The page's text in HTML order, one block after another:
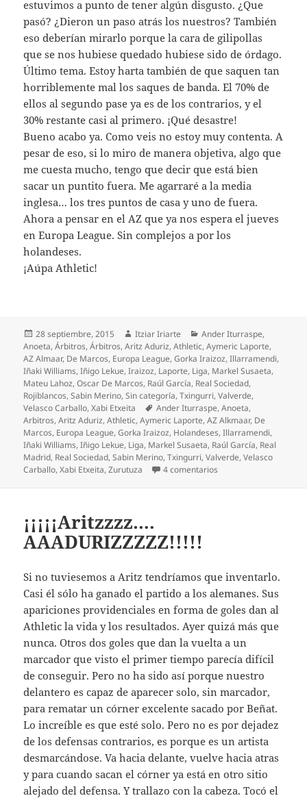
estuvimos a punto de tener algún disgusto. ¿Que
pasó? ¿Dieron un paso atrás los nuestros? También
eso deberían mirarlo porque la cara de gilipollas
que se nos hubiese quedado hubiese sido de órdago.
Último tema. Estoy harta también de que saquen tan
horriblemente mal los saques de banda. El 70% de
ellos al segundo pase ya es de los contrarios, y el
30% restante casi al primero. ¡Qué desastre!
Bueno acabo ya. Como veis no estoy muy contenta. A
pesar de eso, si lo miro de manera objetiva, algo que
me cuesta mucho, tengo que decir que está bien
sacar un puntito fuera. Me agarraré a la media
inglesa… los tres puntos de casa y uno de fuera.
Ahora a pensar en el AZ que ya nos espera el jueves
en Europa League. Sin complejos a por los
holandeses.
¡Aúpa Athletic!
Publicado
el
28 septiembre, 2015 Autor
Itziar Iriarte Categorías
Ander Iturraspe,
Anoeta,Árbitros,Árbitros,Aritz Aduriz,Athletic,Aymeric Laporte,
AZ Almaar, De Marcos, Europa League,Gorka Iraizoz,Illarramendi,
Iñaki Williams,Iñigo Lekue,Iraizoz, Laporte, Liga, Markel Susaeta,
Mateu Lahoz,Oscar De Marcos, Raúl García, Real Sociedad,
Rojiblancos,Sabin Merino,Sin categoría,Txingurri,Valverde,
Velasco Carballo,Xabi Etxeita Etiquetas
Ander Iturraspe,Anoeta,
Arbitros,Aritz Aduriz,Athletic,Aymeric Laporte,AZ Alkmaar, De
Marcos, Europa League,Gorka Iraizoz, Holandeses,Illarramendi,
Iñaki Williams,Iñigo Lekue, Liga, Markel Susaeta, Raúl García, Real
Madrid, Real Sociedad,Sabin Merino,Txingurri,Valverde,Velasco
Carballo,Xabi Etxeita,Zurutuza 4 comentarios
¡¡¡¡¡Aritzzzz….
AAADURIZZZZZ!!!!!
Si no tuviesemos a Aritz tendríamos que inventarlo.
Casi él sólo ha ganado el partido a los alemanes. Sus
apariciones providenciales en forma de goles dan al
Athletic la vida y los resultados. Ayer quizá más que
nunca. Otros dos goles que dan la vuelta a un
marcador que visto el primer tiempo parecía difícil
de conseguir. Pero no ha sido así porque nuestro
delantero es capaz de aparecer solo, sin marcador,
para rematar un córner excelente sacado por Beñat.
Lo increíble es que esté solo. Pero no es por dejadez
de los defensas contrarios, es porque es un artista
desmarcándose. Va hacia delante, vuelve hacia atras
y para cuando sacan el córner ya está en otro sitio
alejado del defensa. Y trallazo con la cabeza. Tocó el